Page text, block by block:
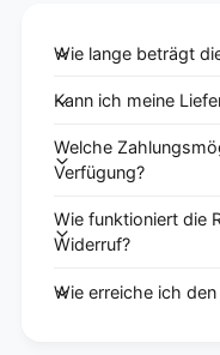
Wie lange beträgt
Kann ich meine
Welche
Verfügung?
Wie funktioniert die
Widerruf?
Wie erreiche ich